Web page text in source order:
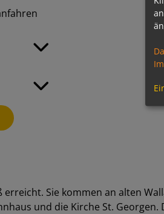
erreicht. Sie kommen an alten
und die Kirche St.